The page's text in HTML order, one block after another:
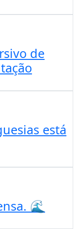
de
está
🌊